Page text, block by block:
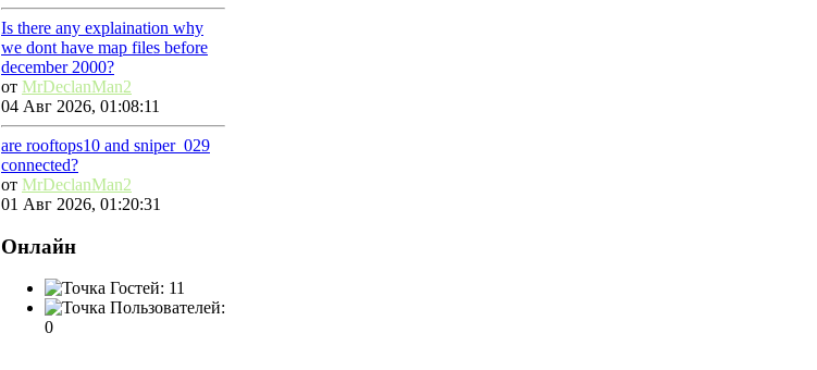
Is there any explaination why
we dont have map files before
december 2000?
от MrDeclanMan2
04 Авг 2026, 01:08:11
are rooftops10 and sniper_029
connected?
от MrDeclanMan2
01 Авг 2026, 01:20:31
Онлайн
Гостей: 11
Пользователей:
0